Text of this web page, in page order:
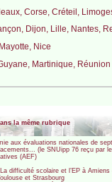
Corse, Créteil,
Dijon, Lille, Nantes,
Nice
Martinique, Réunion
la même rubrique
aux évaluations nationales de
(le SNUipp 76 reçu par
(AEF)
scolaire et l’EP à
et Strasbourg